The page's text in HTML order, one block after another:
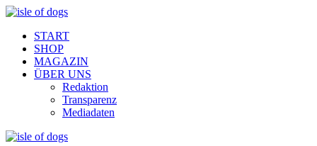
START
SHOP
MAGAZIN
ÜBER UNS
Redaktion
Transparenz
Mediadaten